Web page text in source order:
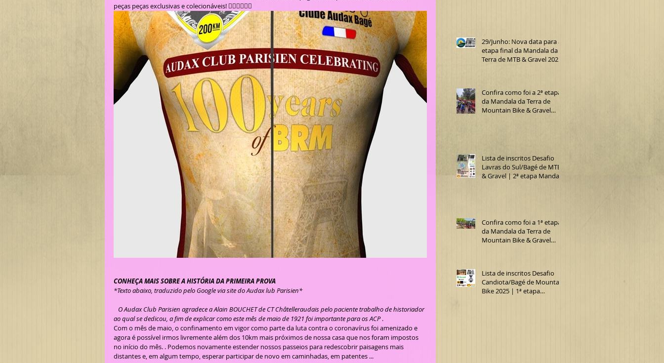
peças peças exclusivas e colecionáveis! 🚴‍♂️🚴‍♀️🚴‍♂️
CONHEÇA MAIS SOBRE A HISTÓRIA DA PRIMEIRA PROVA
*Texto abaixo, traduzido pelo Google via site do Audax lub Parisien*
ao qual se dedicou, a fim de explicar como este mês de maio de 1921 foi importante para os ACP .
Com o mês de maio, o confinamento em vigor como parte da luta contra o coronavírus foi amenizado e
agora é possível irmos livremente além dos 10km mais próximos de nossa casa que nos foram impostos
no início do mês. . Podemos novamente estender nossos passeios para redescobrir paisagens mais
distantes e, em algum tempo, esperar participar de novo em caminhadas, em patentes ...
29/Junho: Nova data para a
etapa final da Mandala da
Terra de MTB & Gravel 2025
Confira como foi a 2ª etapa
da Mandala da Terra de
Mountain Bike & Gravel
Lista de inscritos Desafio
Lavras do Sul/Bagé de MTB
& Gravel | 2ª etapa Mandala
Confira como foi a 1ª etapa
da Mandala da Terra de
Mountain Bike & Gravel
Lista de inscritos Desafio
Candiota/Bagé de Mountain
Bike 2025 | 1ª etapa